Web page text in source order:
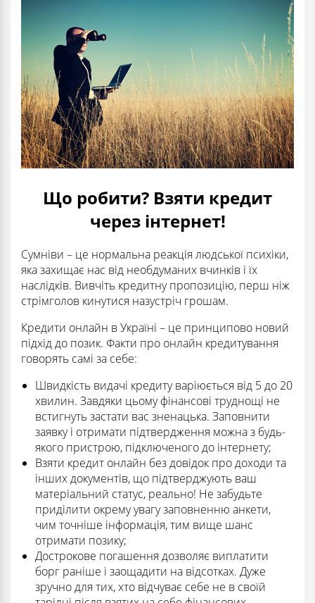
Що робити? Взяти кредит
через інтернет!
Сумніви – це нормальна реакція людської психіки,
яка захищає нас від необдуманих вчинків і їх
наслідків. Вивчіть кредитну пропозицію, перш ніж
стрімголов кинутися назустріч грошам.
Кредити онлайн в Україні – це принципово новий
підхід до позик. Факти про онлайн кредитування
говорять самі за себе:
Швидкість видачі кредиту варіюється від 5 до 20
хвилин. Завдяки цьому фінансові труднощі не
встигнуть застати вас зненацька. Заповнити
заявку і отримати підтвердження можна з будь-
якого пристрою, підключеного до інтернету;
Взяти кредит онлайн без довідок про доходи та
інших документів, що підтверджують ваш
матеріальний статус, реально! Не забудьте
приділити окрему увагу заповненню анкети,
чим точніше інформація, тим вище шанс
отримати позику;
Дострокове погашення дозволяє виплатити
борг раніше і заощадити на відсотках. Дуже
зручно для тих, хто відчуває себе не в своїй